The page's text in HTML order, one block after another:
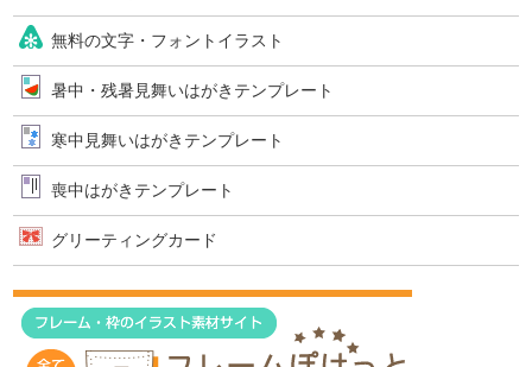
無料の文字・フォントイラスト
暑中・残暑見舞いはがきテンプレート
寒中見舞いはがきテンプレート
喪中はがきテンプレート
グリーティングカード